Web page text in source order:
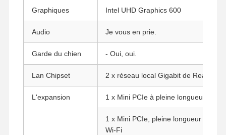
Graphiques Intel UHD Graphics 600
Audio Je vous en prie.
Garde du chien - Oui, oui.
Lan Chipset 2 x réseau local Gigabit de Realtek
L'expansion 1 x Mini PCIe à pleine longueur pour
1 x Mini PCIe, pleine longueur pour
Wi-Fi